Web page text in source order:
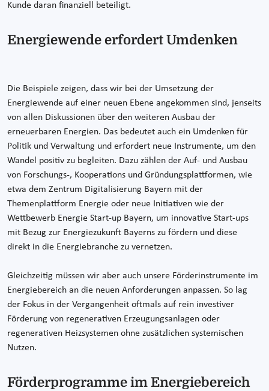
Kunde daran finanziell beteiligt.
Energiewende erfordert Umdenken
Die Beispiele zeigen, dass wir bei der Umsetzung der
Energiewende auf einer neuen Ebene angekommen sind, jenseits
von allen Diskussionen über den weiteren Ausbau der
erneuerbaren Energien. Das bedeutet auch ein Umdenken für
Politik und Verwaltung und erfordert neue Instrumente, um den
Wandel positiv zu begleiten. Dazu zählen der Auf- und Ausbau
von Forschungs-, Kooperations und Gründungsplattformen, wie
etwa dem Zentrum Digitalisierung Bayern mit der
Themenplattform Energie oder neue Initiativen wie der
Wettbewerb Energie Start-up Bayern, um innovative Start-ups
mit Bezug zur Energiezukunft Bayerns zu fördern und diese
direkt in die Energiebranche zu vernetzen.
Gleichzeitig müssen wir aber auch unsere Förderinstrumente im
Energiebereich an die neuen Anforderungen anpassen. So lag
der Fokus in der Vergangenheit oftmals auf rein investiver
Förderung von regenerativen Erzeugungsanlagen oder
regenerativen Heizsystemen ohne zusätzlichen systemischen
Nutzen.
Förderprogramme im Energiebereich